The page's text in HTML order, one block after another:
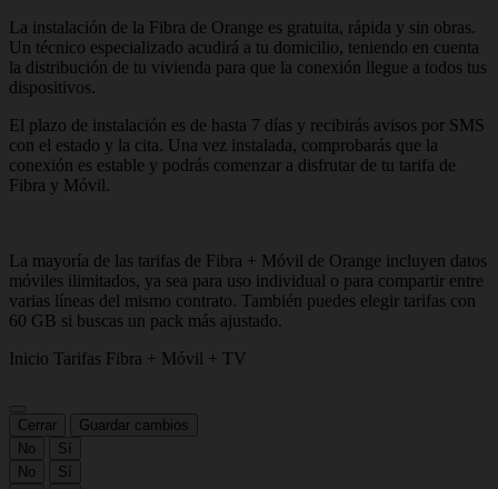
La instalación de la Fibra de Orange es gratuita, rápida y sin obras.
Un técnico especializado acudirá a tu domicilio, teniendo en cuenta
la distribución de tu vivienda para que la conexión llegue a todos tus
dispositivos.
El plazo de instalación es de hasta 7 días y recibirás avisos por SMS
con el estado y la cita. Una vez instalada, comprobarás que la
conexión es estable y podrás comenzar a disfrutar de tu tarifa de
Fibra y Móvil.
La mayoría de las tarifas de Fibra + Móvil de Orange incluyen datos
móviles ilimitados, ya sea para uso individual o para compartir entre
varias líneas del mismo contrato. También puedes elegir tarifas con
60 GB si buscas un pack más ajustado.
Inicio Tarifas Fibra + Móvil + TV
Cerrar
Guardar cambios
No
Sí
No
Sí